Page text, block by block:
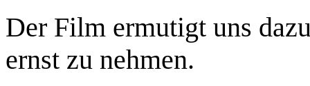
Der Film ermutigt uns
ernst zu nehmen.